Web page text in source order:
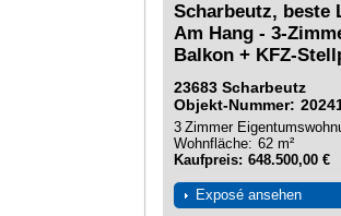
Scharbeutz, beste
Am Hang - 3-
Balkon + KFZ-
23683 Scharbeutz
Objekt-Nummer
Zimmer
3
Wohnfläche 62 m²
Kaufpreis 648.500,00 €
Exposé ansehen